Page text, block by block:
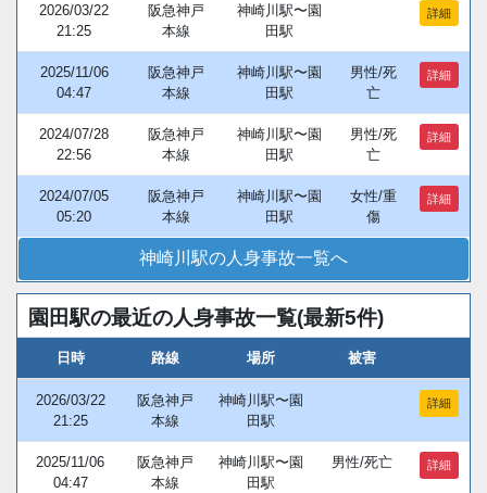
2026/03/22
21:25
阪急神戸
本線
神崎川駅〜園
田駅
詳細
2025/11/06
04:47
阪急神戸
本線
神崎川駅〜園
田駅
男性/死
亡
詳細
2024/07/28
22:56
阪急神戸
本線
神崎川駅〜園
田駅
男性/死
亡
詳細
2024/07/05
05:20
阪急神戸
本線
神崎川駅〜園
田駅
女性/重
傷
詳細
神崎川駅の人身事故一覧へ
園田駅の最近の人身事故一覧(最新5件)
日時 路線 場所 被害
2026/03/22
21:25
阪急神戸
本線
神崎川駅〜園
田駅
詳細
2025/11/06
04:47
阪急神戸
本線
神崎川駅〜園
田駅
男性/死亡 詳細